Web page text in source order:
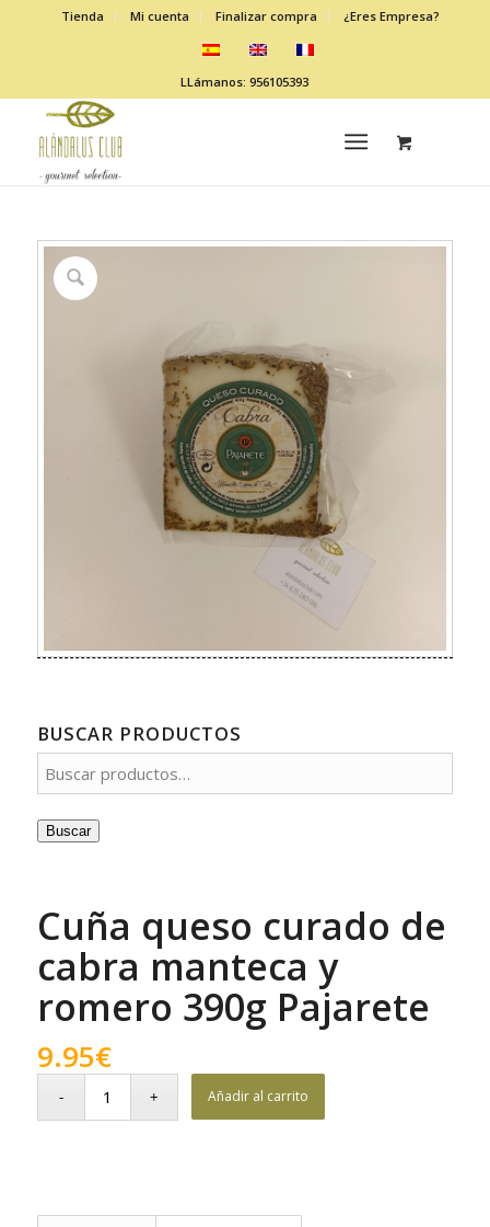
Tienda Mi cuenta Finalizar compra ¿Eres Empresa?
LLámanos: 956105393
BUSCAR PRODUCTOS
Buscar
Cuña queso curado de
cabra manteca y
romero 390g Pajarete
9.95€
Añadir al carrito